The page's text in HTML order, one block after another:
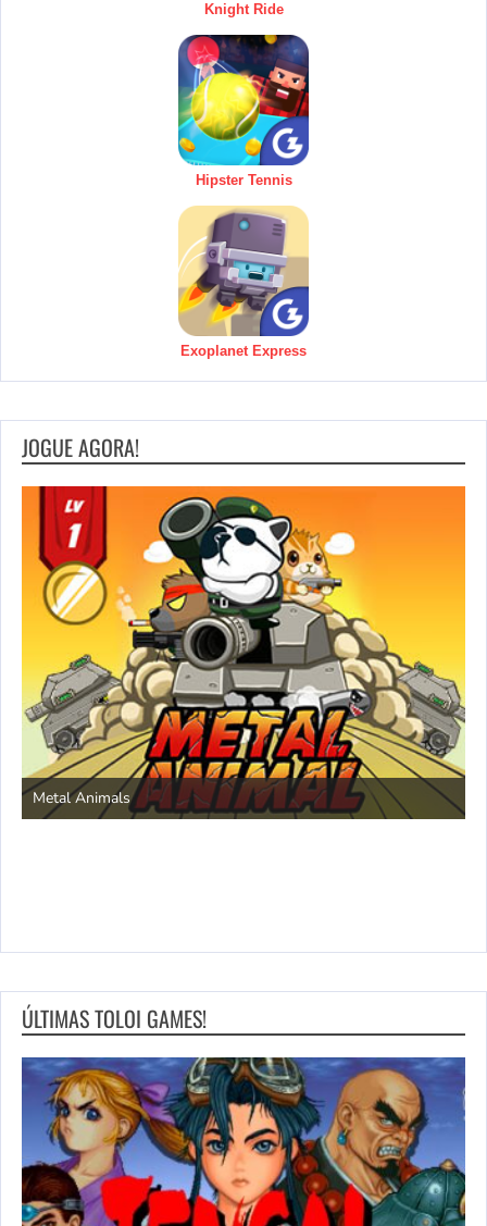
Knight Ride
Hipster Tennis
Exoplanet Express
JOGUE AGORA!
Metal Animals
ÚLTIMAS TOLOI GAMES!